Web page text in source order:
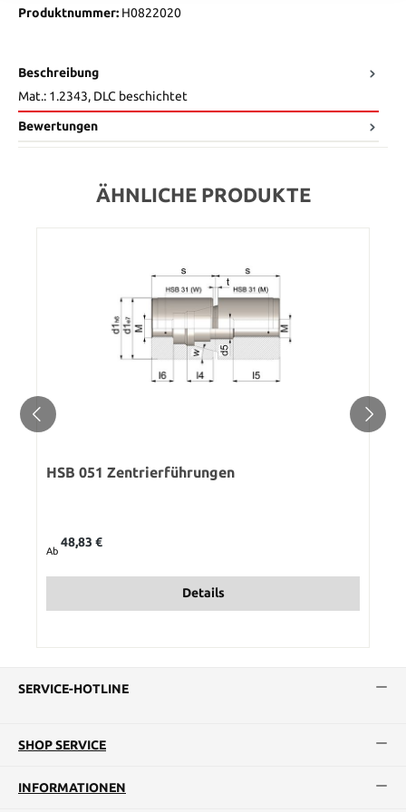
Produktnummer: H0822020
Beschreibung
Mat.: 1.2343, DLC beschichtet
Bewertungen
ÄHNLICHE PRODUKTE
HSB 051 Zentrierführungen
Ab
48,83 €
Details
SERVICE-HOTLINE
SHOP SERVICE
INFORMATIONEN